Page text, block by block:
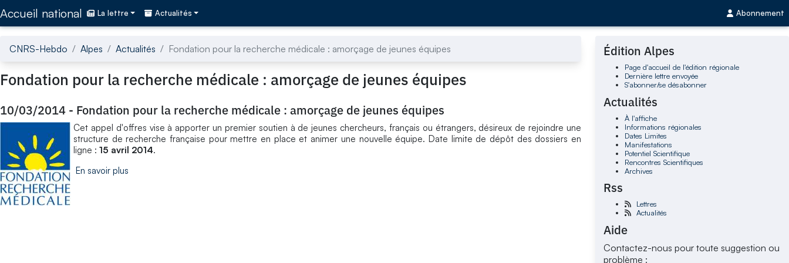
Accueil national La lettre Actualités Abonnement
CNRS-Hebdo Alpes Actualités Fondation pour la recherche médicale : amorçage de jeunes équipes
Fondation pour la recherche médicale : amorçage de jeunes équipes
10/03/2014 - Fondation pour la recherche médicale : amorçage de jeunes équipes
Cet appel d'offres vise à apporter un premier soutien à de jeunes chercheurs, français ou étrangers, désireux de rejoindre une
structure de recherche française pour mettre en place et animer une nouvelle équipe. Date limite de dépôt des dossiers en
ligne : 15 avril 2014.
En savoir plus
Édition Alpes
Page d'accueil de l'édition régionale
Dernière lettre envoyée
S'abonner/se désabonner
Actualités
À l'affiche
Informations régionales
Dates Limites
Manifestations
Potentiel Scientifique
Rencontres Scientifiques
Archives
Rss
Lettres
Actualités
Aide
Contactez-nous pour toute suggestion ou
problème :